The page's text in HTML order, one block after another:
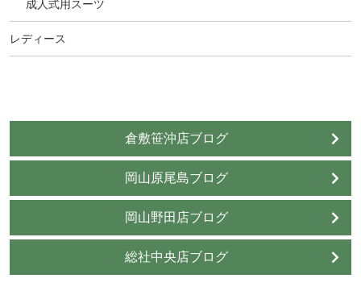
成人式用スーツ
レディース
倉敷笹沖店ブログ
岡山原尾島ブログ
岡山野田店ブログ
総社中央店ブログ